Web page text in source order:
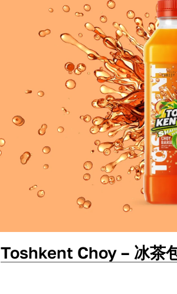
Toshkent Choy – 冰茶